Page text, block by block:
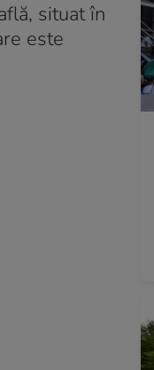
situat în
este